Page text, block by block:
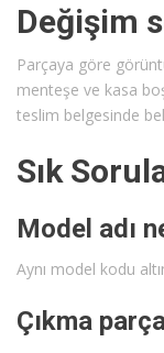
Değişim
Parçaya göre
menteşe ve kasa
teslim belgesinde
Sık
Model adı
Aynı model kodu
Çıkma